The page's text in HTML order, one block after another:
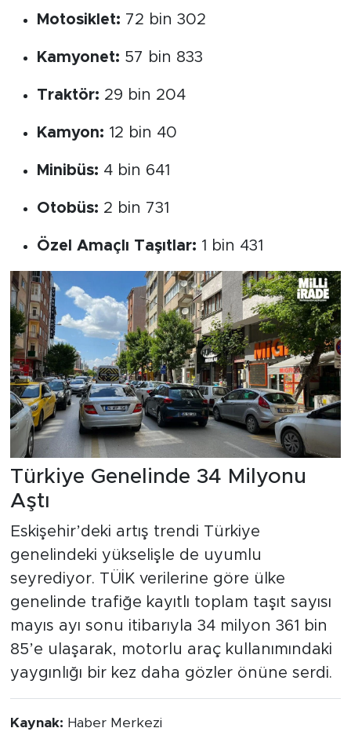
Motosiklet: 72 bin 302
Kamyonet: 57 bin 833
Traktör: 29 bin 204
Kamyon: 12 bin 40
Minibüs: 4 bin 641
Otobüs: 2 bin 731
Özel Amaçlı Taşıtlar: 1 bin 431
Türkiye Genelinde 34 Milyonu
Aştı
Eskişehir’deki artış trendi Türkiye
genelindeki yükselişle de uyumlu
seyrediyor. TÜİK verilerine göre ülke
genelinde trafiğe kayıtlı toplam taşıt sayısı
mayıs ayı sonu itibarıyla 34 milyon 361 bin
85’e ulaşarak, motorlu araç kullanımındaki
yaygınlığı bir kez daha gözler önüne serdi.
Kaynak: Haber Merkezi